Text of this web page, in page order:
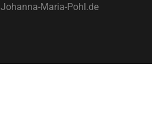
Johanna-Maria-Pohl.de